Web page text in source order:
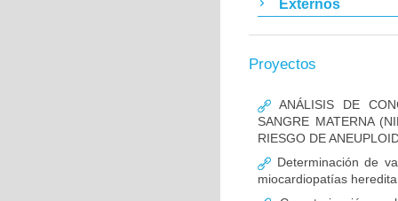
Externos
Proyectos
ANÁLISIS DE
SANGRE MATERNA
RIESGO DE
Determinación de
miocardiopatías